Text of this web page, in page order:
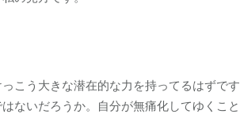
こう大きな潜在的な力を持ってるはずで
ないだろうか。自分が無痛化してゆくこ